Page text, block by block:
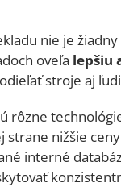
nie je žiadny
oveľa lepšiu
stroje aj
rôzne
strane nižšie
interné